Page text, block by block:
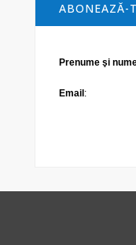
ABONEAZĂ-
Prenume şi
Email :